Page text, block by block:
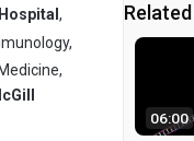
,
06:00